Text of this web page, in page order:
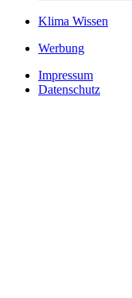
Klima Wissen
Werbung
Impressum
Datenschutz